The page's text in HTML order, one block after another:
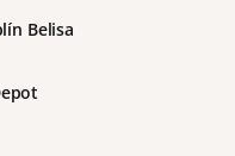
Belisa